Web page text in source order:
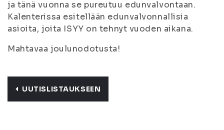
ja tänä vuonna se pureutuu edunvalvontaan.
Kalenterissa esitellään edunvalvonnallisia
asioita, joita ISYY on tehnyt vuoden aikana.
Mahtavaa joulunodotusta!
UUTISLISTAUKSEEN